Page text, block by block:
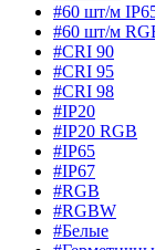
#60 шт/м
#60 шт/м
#CRI 90
#CRI 95
#CRI 98
#IP20
#IP20 RGB
#IP65
#IP67
#RGB
#RGBW
#Белые